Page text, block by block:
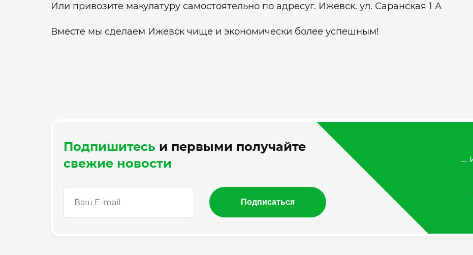
Или привозите макулатуру самостоятельно по адресуг. Ижевск. ул. Саранская 1 А
Вместе мы сделаем Ижевск чище и экономически более успешным!
Подпишитесь и первыми получайте
свежие новости
Подписаться
...